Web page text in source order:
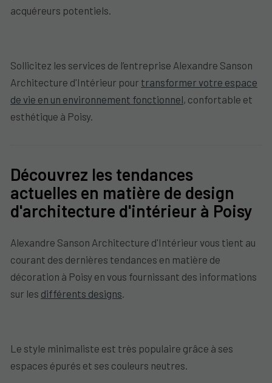
acquéreurs potentiels.
Sollicitez les services de l’entreprise Alexandre Sanson
Architecture d'Intérieur pour transformer votre espace
de vie en un environnement fonctionnel, confortable et
esthétique à Poisy.
Découvrez les tendances
actuelles en matière de design
d'architecture d'intérieur à Poisy
Alexandre Sanson Architecture d'Intérieur vous tient au
courant des dernières tendances en matière de
décoration à Poisy en vous fournissant des informations
sur les différents designs.
Le style minimaliste est très populaire grâce à ses
espaces épurés et ses couleurs neutres.